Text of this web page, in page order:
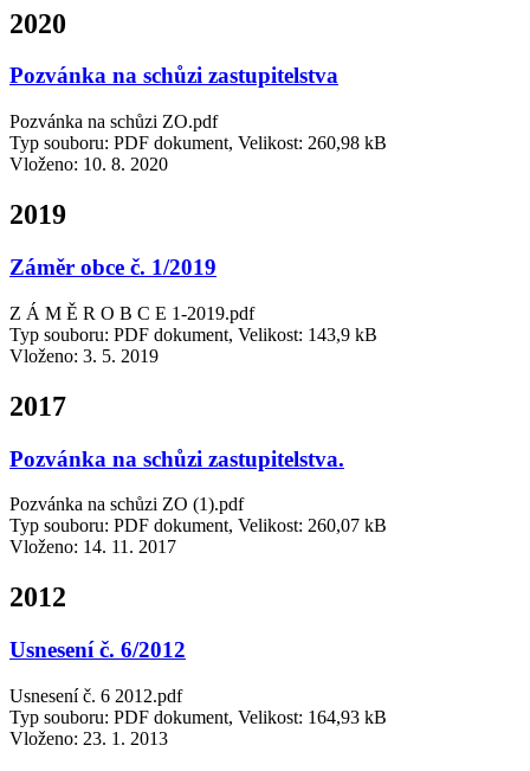
2020
Pozvánka na schůzi zastupitelstva
Pozvánka na schůzi ZO.pdf
Typ souboru: PDF dokument, Velikost: 260,98 kB
Vloženo: 10. 8. 2020
2019
Záměr obce č. 1/2019
Z Á M Ě R O B C E 1-2019.pdf
Typ souboru: PDF dokument, Velikost: 143,9 kB
Vloženo: 3. 5. 2019
2017
Pozvánka na schůzi zastupitelstva.
Pozvánka na schůzi ZO (1).pdf
Typ souboru: PDF dokument, Velikost: 260,07 kB
Vloženo: 14. 11. 2017
2012
Usnesení č. 6/2012
Usnesení č. 6 2012.pdf
Typ souboru: PDF dokument, Velikost: 164,93 kB
Vloženo: 23. 1. 2013